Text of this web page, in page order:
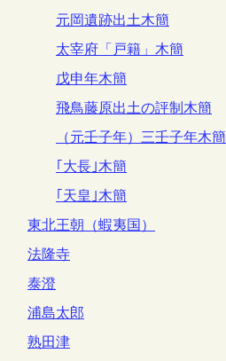
元岡遺跡出土木簡
太宰府「戸籍」木簡
戊申年木簡
飛鳥藤原出土の評制木簡
（元壬子年）三壬子年木簡
｢大長｣木簡
｢天皇｣木簡
東北王朝（蝦夷国）
法隆寺
泰澄
浦島太郎
熟田津